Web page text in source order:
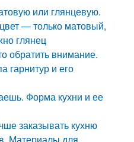
или глянцевую.
— только матовый,
глянец
обратить внимание.
гарнитур и его
Форма кухни и ее
заказывать кухню